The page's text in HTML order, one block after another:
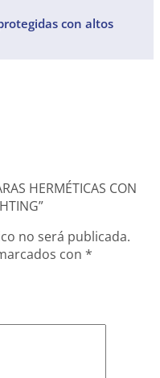
con altos
HERMÉTICAS CON
no será publicada.
con *